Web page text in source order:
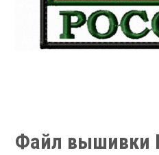
Файл вышивки